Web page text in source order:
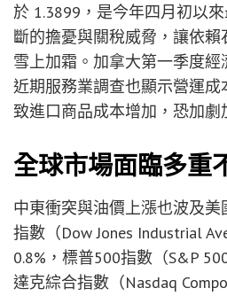
於 1.3899，是今年四月初以
斷的擔憂與關稅威脅，讓依
雪上加霜。加拿大第一季度經
近期服務業調查也顯示營運
致進口商品成本增加，恐加劇
全球市場面臨多重
中東衝突與油價上漲也波及
指數（Dow Jones Industrial
0.8%，標普500指數（S&P
達克綜合指數（Nasdaq